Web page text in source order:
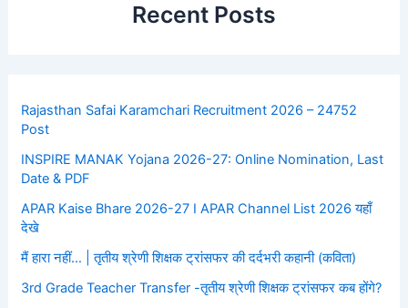
Recent Posts
Rajasthan Safai Karamchari Recruitment 2026 – 24752
Post
INSPIRE MANAK Yojana 2026-27: Online Nomination, Last
Date & PDF
APAR Kaise Bhare 2026-27 I APAR Channel List 2026 यहाँ
देखे
मैं हारा नहीं… | तृतीय श्रेणी शिक्षक ट्रांसफर की दर्दभरी कहानी (कविता)
3rd Grade Teacher Transfer -तृतीय श्रेणी शिक्षक ट्रांसफर कब होंगे?